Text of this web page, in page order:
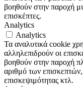
βοηθούν στην παροχή
επισκέπτες.
Analytics
Analytics
Τα αναλυτικά cookie
αλληλεπιδρούν οι
βοηθούν στην παροχή
αριθμό των
επισκεψιμότητας κτλ.